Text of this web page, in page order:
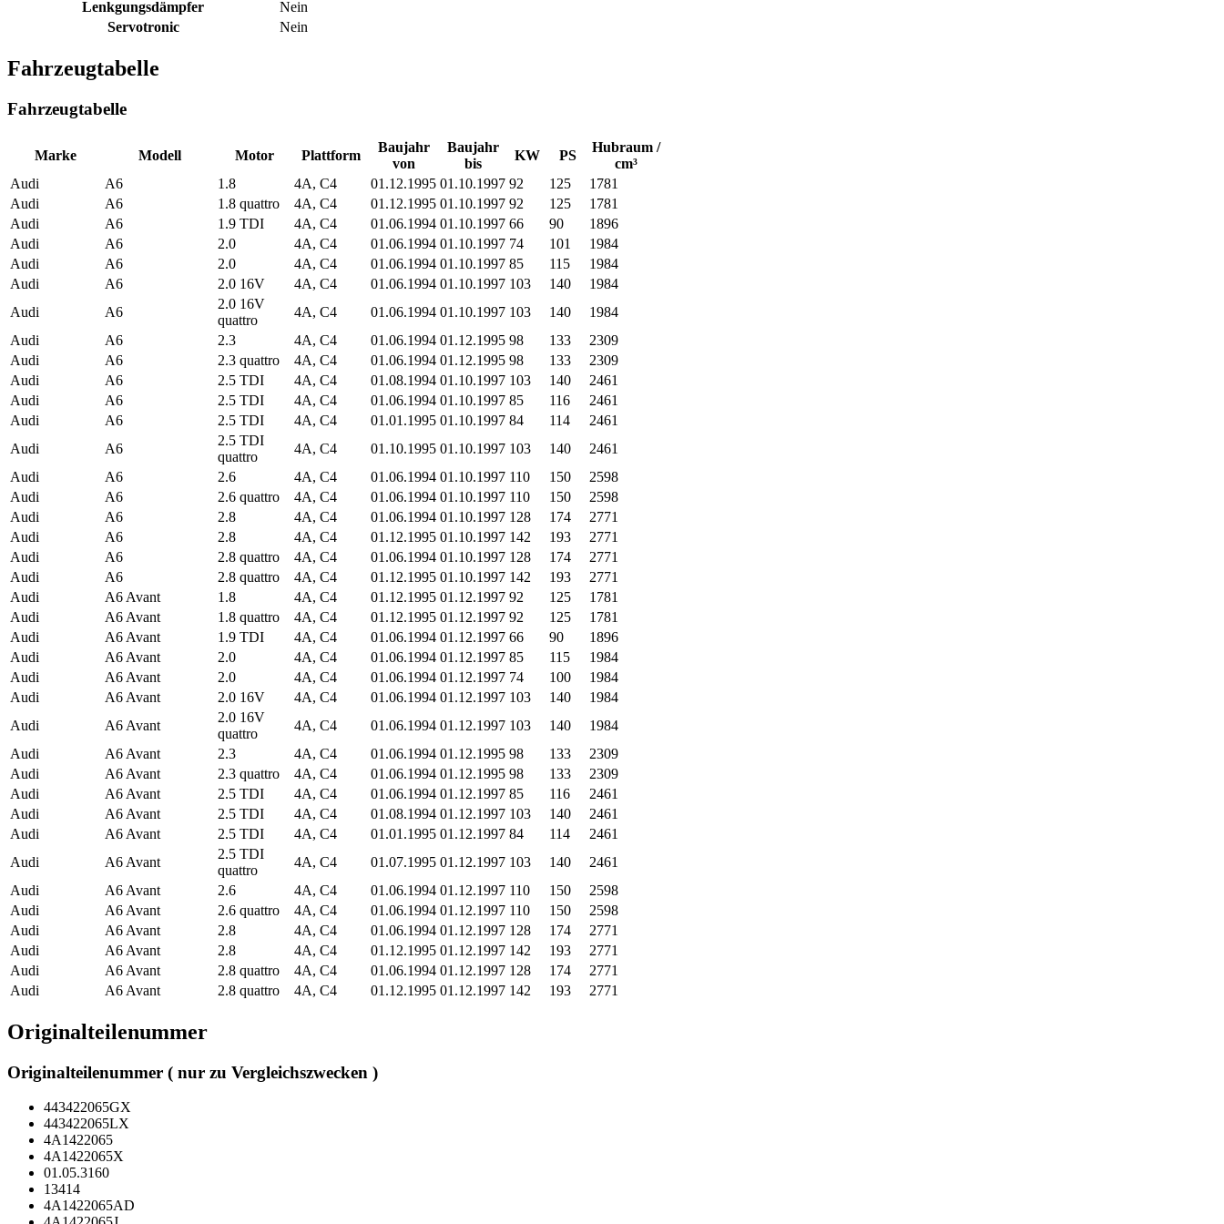
Lenkgungsdämpfer
Nein
Servotronic
Nein
Fahrzeugtabelle
Fahrzeugtabelle
Marke Modell Motor Plattform
Baujahr
von
Baujahr
bis
KW PS
Hubraum /
cm³
Audi
A6 1.8 4A, C4 01.12.1995 01.10.1997 92 125
1781
Audi
A6 1.8 quattro 4A, C4 01.12.1995 01.10.1997 92 125
1781
Audi
A6 1.9 TDI 4A, C4 01.06.1994 01.10.1997 66 90
1896
Audi
A6 2.0 4A, C4 01.06.1994 01.10.1997 74 101
1984
Audi
A6 2.0 4A, C4 01.06.1994 01.10.1997 85 115
1984
Audi
A6 2.0 16V 4A, C4 01.06.1994 01.10.1997 103 140
1984
Audi
A6
2.0 16V
quattro
4A, C4 01.06.1994 01.10.1997 103 140
1984
Audi
A6 2.3 4A, C4 01.06.1994 01.12.1995 98 133
2309
Audi
A6 2.3 quattro 4A, C4 01.06.1994 01.12.1995 98 133
2309
Audi
A6 2.5 TDI 4A, C4 01.08.1994 01.10.1997 103 140
2461
Audi
A6 2.5 TDI 4A, C4 01.06.1994 01.10.1997 85 116
2461
Audi
A6 2.5 TDI 4A, C4 01.01.1995 01.10.1997 84 114
2461
Audi
A6
2.5 TDI
quattro
4A, C4 01.10.1995 01.10.1997 103 140
2461
Audi
A6 2.6 4A, C4 01.06.1994 01.10.1997 110 150
2598
Audi
A6 2.6 quattro 4A, C4 01.06.1994 01.10.1997 110 150
2598
Audi
A6 2.8 4A, C4 01.06.1994 01.10.1997 128 174
2771
Audi
A6 2.8 4A, C4 01.12.1995 01.10.1997 142 193
2771
Audi
A6 2.8 quattro 4A, C4 01.06.1994 01.10.1997 128 174
2771
Audi
A6 2.8 quattro 4A, C4 01.12.1995 01.10.1997 142 193
2771
Audi
A6 Avant 1.8 4A, C4 01.12.1995 01.12.1997 92 125
1781
Audi
A6 Avant 1.8 quattro 4A, C4 01.12.1995 01.12.1997 92 125
1781
Audi
A6 Avant 1.9 TDI 4A, C4 01.06.1994 01.12.1997 66 90
1896
Audi
A6 Avant 2.0 4A, C4 01.06.1994 01.12.1997 85 115
1984
Audi
A6 Avant 2.0 4A, C4 01.06.1994 01.12.1997 74 100
1984
Audi
A6 Avant 2.0 16V 4A, C4 01.06.1994 01.12.1997 103 140
1984
Audi
A6 Avant
2.0 16V
quattro
4A, C4 01.06.1994 01.12.1997 103 140
1984
Audi
A6 Avant 2.3 4A, C4 01.06.1994 01.12.1995 98 133
2309
Audi
A6 Avant 2.3 quattro 4A, C4 01.06.1994 01.12.1995 98 133
2309
Audi
A6 Avant 2.5 TDI 4A, C4 01.06.1994 01.12.1997 85 116
2461
Audi
A6 Avant 2.5 TDI 4A, C4 01.08.1994 01.12.1997 103 140
2461
Audi
A6 Avant 2.5 TDI 4A, C4 01.01.1995 01.12.1997 84 114
2461
Audi
A6 Avant
2.5 TDI
quattro
4A, C4 01.07.1995 01.12.1997 103 140
2461
Audi
A6 Avant 2.6 4A, C4 01.06.1994 01.12.1997 110 150
2598
Audi
A6 Avant 2.6 quattro 4A, C4 01.06.1994 01.12.1997 110 150
2598
Audi
A6 Avant 2.8 4A, C4 01.06.1994 01.12.1997 128 174
2771
Audi
A6 Avant 2.8 4A, C4 01.12.1995 01.12.1997 142 193
2771
Audi
A6 Avant 2.8 quattro 4A, C4 01.06.1994 01.12.1997 128 174
2771
Audi
A6 Avant 2.8 quattro 4A, C4 01.12.1995 01.12.1997 142 193 2771
Originalteilenummer
Originalteilenummer ( nur zu Vergleichszwecken )
443422065GX
443422065LX
4A1422065
4A1422065X
01.05.3160
13414
4A1422065AD